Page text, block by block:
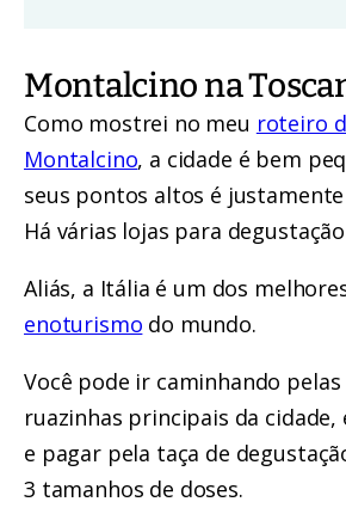
Montalcino na
Como mostrei no meu roteiro
Montalcino, a cidade é bem
seus pontos altos é
Há várias lojas para
Aliás, a Itália é um dos
enoturismo do mundo.
Você pode ir caminhando pelas
ruazinhas principais da
e pagar pela taça de
3 tamanhos de doses.